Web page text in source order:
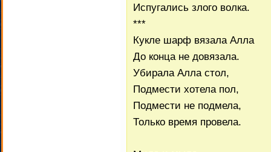
Испугались злого волка.
***
Кукле шарф вязала Алла
До конца не довязала.
Убирала Алла стол,
Подмести хотела пол,
Подмести не подмела,
Только время провела.